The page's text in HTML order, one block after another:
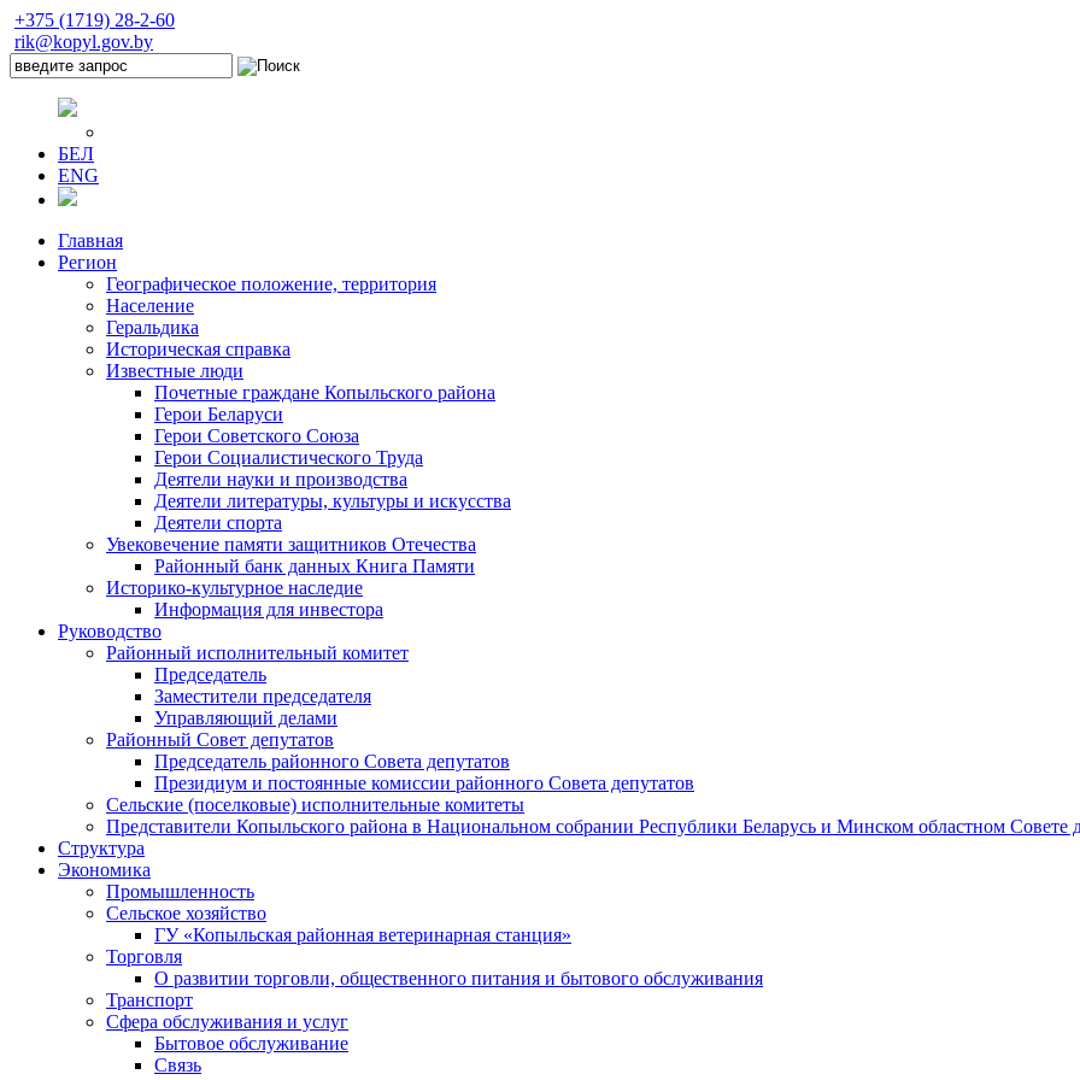
+375 (1719) 28-2-60
rik@kopyl.gov.by
БЕЛ
ENG
Главная
Регион
Географическое положение, территория
Население
Геральдика
Историческая справка
Известные люди
Почетные граждане Копыльского района
Герои Беларуси
Герои Советского Союза
Герои Социалистического Труда
Деятели науки и производства
Деятели литературы, культуры и искусства
Деятели спорта
Увековечение памяти защитников Отечества
Районный банк данных Книга Памяти
Историко-культурное наследие
Информация для инвестора
Руководство
Районный исполнительный комитет
Председатель
Заместители председателя
Управляющий делами
Районный Совет депутатов
Председатель районного Совета депутатов
Президиум и постоянные комиссии районного Совета депутатов
Сельские (поселковые) исполнительные комитеты
Представители Копыльского района в Национальном собрании Республики Беларусь и Минском областном Совете
Структура
Экономика
Промышленность
Сельское хозяйство
ГУ «Копыльская районная ветеринарная станция»
Торговля
О развитии торговли, общественного питания и бытового обслуживания
Транспорт
Сфера обслуживания и услуг
Бытовое обслуживание
Связь